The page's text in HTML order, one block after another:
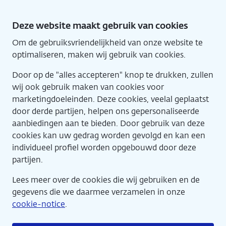
hoofdinhoud
Deze website maakt gebruik van cookies
Om de gebruiksvriendelijkheid van onze website te
optimaliseren, maken wij gebruik van cookies.
Door op de "alles accepteren" knop te drukken, zullen
wij ook gebruik maken van cookies voor
marketingdoeleinden. Deze cookies, veelal geplaatst
door derde partijen, helpen ons gepersonaliseerde
aanbiedingen aan te bieden. Door gebruik van deze
cookies kan uw gedrag worden gevolgd en kan een
individueel profiel worden opgebouwd door deze
partijen.
Lees meer over de cookies die wij gebruiken en de
gegevens die we daarmee verzamelen in onze
cookie-notice.
Agenda